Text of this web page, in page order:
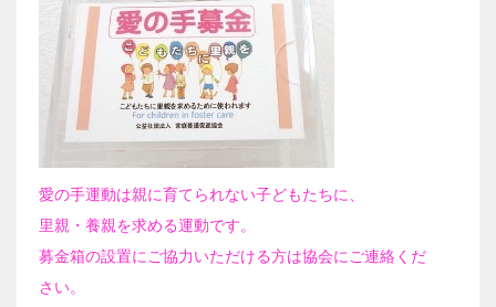
愛の手運動は親に育てられない子どもたちに、
里親・養親を求める運動です。
募金箱の設置にご協力いただける方は協会にご連絡くだ
さい。